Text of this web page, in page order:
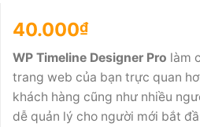
40.000₫
WP Timeline Designer Pro làm
trang web của bạn trực quan
khách hàng cũng như nhiều
dễ quản lý cho người mới bắt